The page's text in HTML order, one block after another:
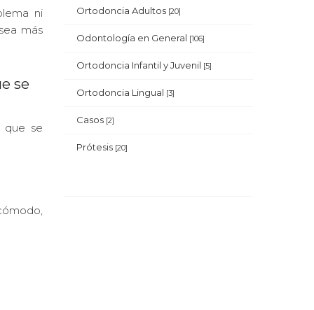
ni
más
se
que se
Ortodoncia Adultos [20]
Odontología en General [106]
Ortodoncia Infantil y Juvenil [5]
Ortodoncia Lingual [3]
Casos [2]
Prótesis [20]